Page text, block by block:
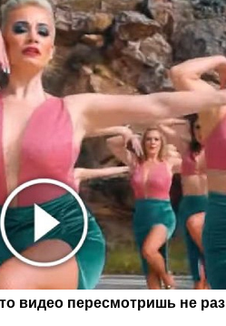
видео пересмотришь не раз